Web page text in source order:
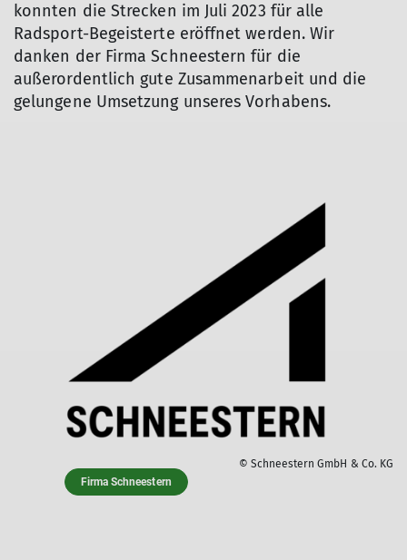
konnten die Strecken im Juli 2023 für alle
Radsport-Begeisterte eröffnet werden. Wir
danken der Firma Schneestern für die
außerordentlich gute Zusammenarbeit und die
gelungene Umsetzung unseres Vorhabens.
© Schneestern GmbH & Co. KG
Firma Schneestern